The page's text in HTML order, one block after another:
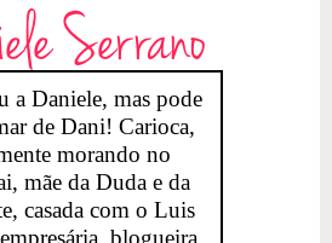
Serrano
a Daniele, mas pode
de Dani! Carioca,
morando no
mãe da Duda e da
casada com o Luis
blogueira